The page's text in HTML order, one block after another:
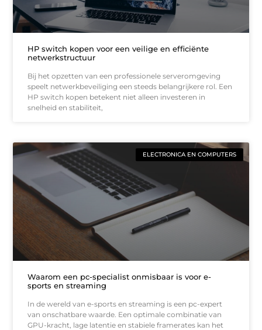
HP switch kopen voor een veilige en efficiënte
netwerkstructuur
Bij het opzetten van een professionele serveromgeving
speelt netwerkbeveiliging een steeds belangrijkere rol. Een
HP switch kopen betekent niet alleen investeren in
snelheid en stabiliteit,
ELECTRONICA EN COMPUTERS
Waarom een pc-specialist onmisbaar is voor e-
sports en streaming
In de wereld van e-sports en streaming is een pc-expert
van onschatbare waarde. Een optimale combinatie van
GPU-kracht, lage latentie en stabiele framerates kan het